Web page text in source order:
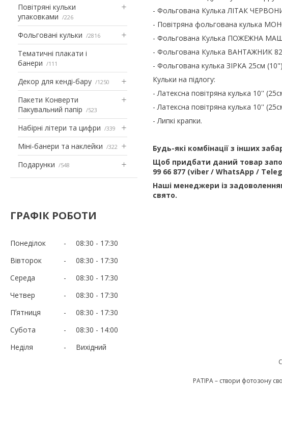
Повітряні кульки
упаковками
226
Фольговані кульки 2816
Тематичні плакати і
банери
111
Декор для кенді-бару 1250
Пакети Конверти
Пакувальний папір
523
Набірні літери та цифри 339
Міні-банери та наклейки 322
Подарунки 548
ГРАФІК РОБОТИ
Понеділок 08:30
17:30
Вівторок
08:30
17:30
Середа
08:30
17:30
Четвер
08:30
17:30
Пʼятниця
08:30
17:30
Субота
08:30
14:00
Неділя
Вихідний
- Фольгована Кулька ЛІТАК
- Повітряна фольгована кулька
- Фольгована Кулька ПОЖЕЖНА
- Фольгована Кулька ВАНТАЖНИК
- Фольгована кулька ЗІРКА 25см
Кульки на підлогу:
- Латексна повітряна кулька 10''
- Латексна повітряна кулька 10''
- Липкі крапки.
Будь-які комбінації з інших
Щоб придбати даний товар
99 66 877 (viber / WhatsApp /
Наші менеджери із
свято.